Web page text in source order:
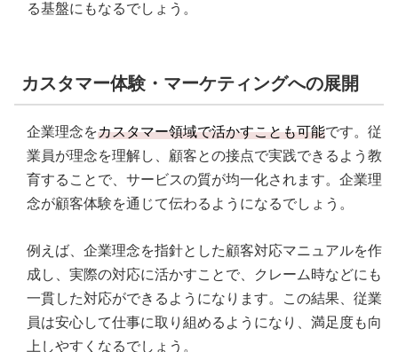
る基盤にもなるでしょう。
カスタマー体験・マーケティングへの展開
企業理念をカスタマー領域で活かすことも可能です。従
業員が理念を理解し、顧客との接点で実践できるよう教
育することで、サービスの質が均一化されます。企業理
念が顧客体験を通じて伝わるようになるでしょう。
例えば、企業理念を指針とした顧客対応マニュアルを作
成し、実際の対応に活かすことで、クレーム時などにも
一貫した対応ができるようになります。この結果、従業
員は安心して仕事に取り組めるようになり、満足度も向
上しやすくなるでしょう。